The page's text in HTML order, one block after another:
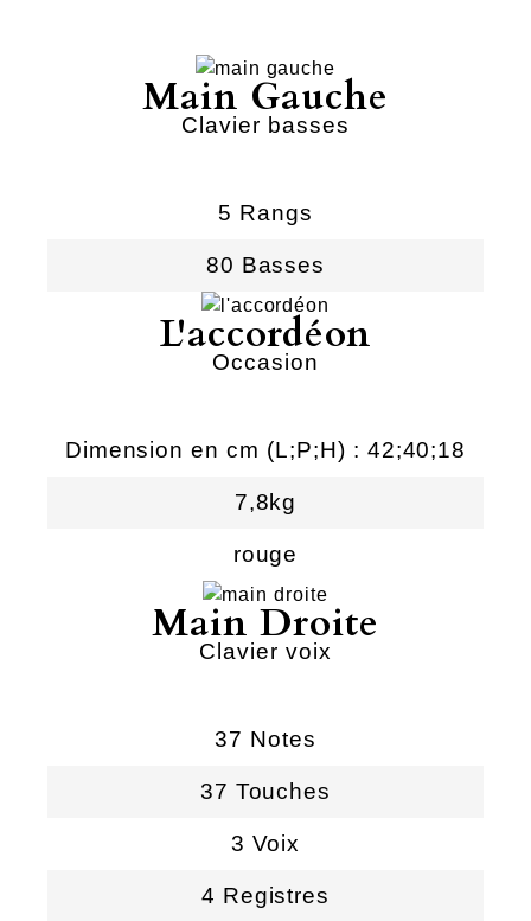
Main Gauche
Clavier basses
5 Rangs
80 Basses
L'accordéon
Occasion
Dimension en cm (L;P;H) : 42;40;18
7,8kg
rouge
Main Droite
Clavier voix
37 Notes
37 Touches
3 Voix
4 Registres